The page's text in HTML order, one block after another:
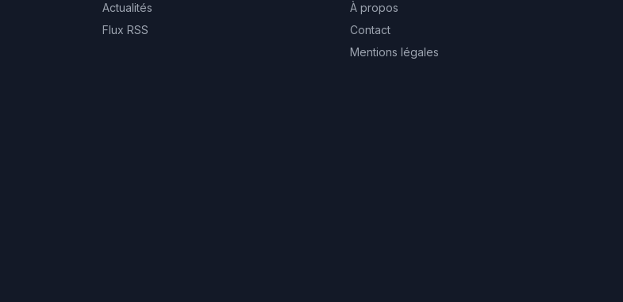
Actualités
Flux RSS
À propos
Contact
Mentions légales